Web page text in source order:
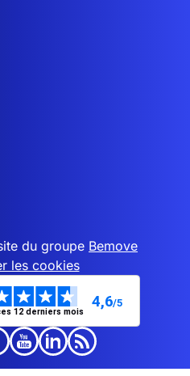
du groupe Bemove
les cookies
12 derniers mois
4,6/5